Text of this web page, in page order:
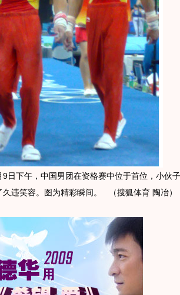
日下午，中国男团在资格赛中位于首位，小伙
违笑容。图为精彩瞬间。
（搜狐体育 陶冶）